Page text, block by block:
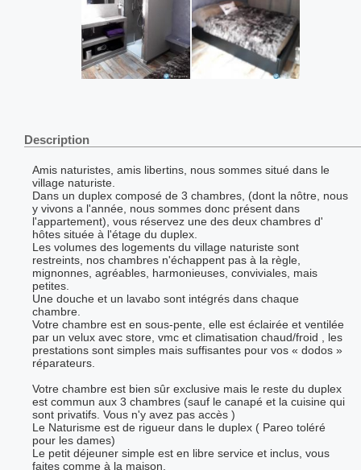
Description
Amis naturistes, amis libertins, nous sommes situé dans le
village naturiste.
Dans un duplex composé de 3 chambres, (dont la nôtre, nous
y vivons a l'année, nous sommes donc présent dans
l'appartement), vous réservez une des deux chambres d'
hôtes située à l'étage du duplex.
Les volumes des logements du village naturiste sont
restreints, nos chambres n'échappent pas à la règle,
mignonnes, agréables, harmonieuses, conviviales, mais
petites.
Une douche et un lavabo sont intégrés dans chaque
chambre.
Votre chambre est en sous-pente, elle est éclairée et ventilée
par un velux avec store, vmc et climatisation chaud/froid , les
prestations sont simples mais suffisantes pour vos « dodos »
réparateurs.
Votre chambre est bien sûr exclusive mais le reste du duplex
est commun aux 3 chambres (sauf le canapé et la cuisine qui
sont privatifs. Vous n'y avez pas accès )
Le Naturisme est de rigueur dans le duplex ( Pareo toléré
pour les dames)
Le petit déjeuner simple est en libre service et inclus, vous
faites comme à la maison.